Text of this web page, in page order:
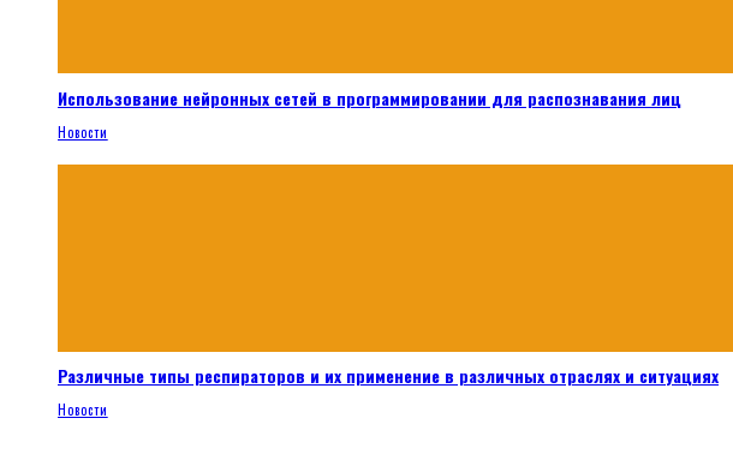
Использование нейронных сетей в программировании для распознавания лиц
Новости
Различные типы респираторов и их применение в различных отраслях и ситуациях
Новости